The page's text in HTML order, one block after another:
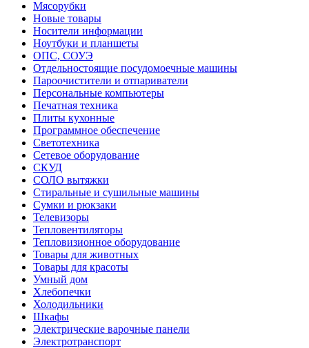
Мясорубки
Новые товары
Носители информации
Ноутбуки и планшеты
ОПС, СОУЭ
Отдельностоящие посудомоечные машины
Пароочистители и отпариватели
Персональные компьютеры
Печатная техника
Плиты кухонные
Программное обеспечение
Светотехника
Сетевое оборудование
СКУД
СОЛО вытяжки
Стиральные и сушильные машины
Сумки и рюкзаки
Телевизоры
Тепловентиляторы
Тепловизионное оборудование
Товары для животных
Товары для красоты
Умный дом
Хлебопечки
Холодильники
Шкафы
Электрические варочные панели
Электротранспорт